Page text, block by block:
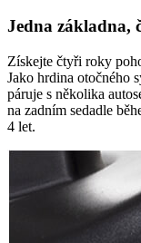
Jedna základna,
Získejte čtyři roky
Jako hrdina otočného
páruje s několika
na zadním sedadle
4 let.